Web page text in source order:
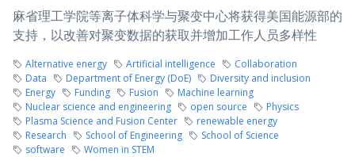
麻省理工学院等离子体科学与聚变中心将获得美国能源部的
支持，以改善对聚变数据的获取并增加工作人员多样性
Alternative energy Artificial intelligence
Collaboration
Data
Department of Energy (DoE)
Diversity and inclusion
Energy
Funding Fusion
Machine learning
Nuclear science and engineering
open source
Physics
Plasma Science and Fusion Center
renewable energy
Research
School of Engineering
School of Science
software
Women in STEM